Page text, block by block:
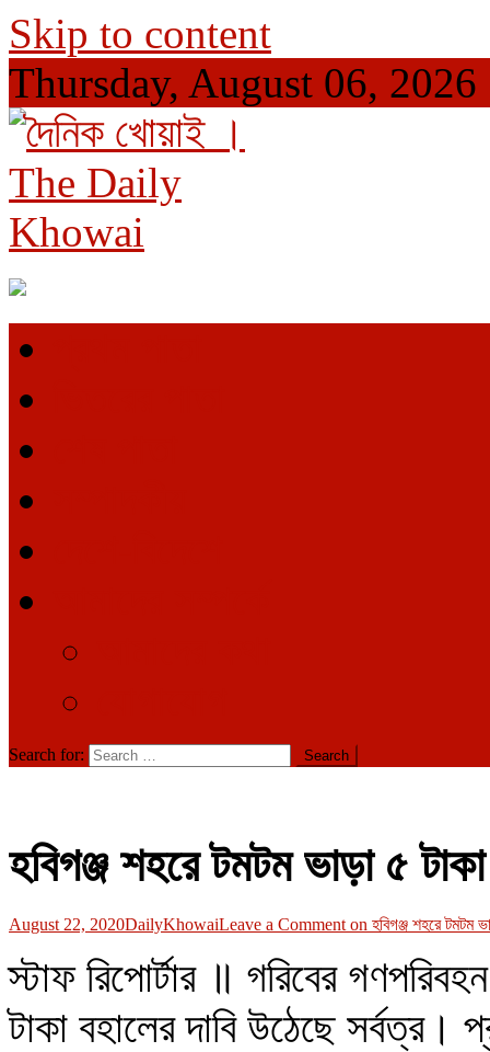
Skip to content
Thursday, August 06, 2026
দৈনিক খোয়াই । The Daily Khowai
Official Newspaper
Search for:
হবিগঞ্জ শহরে টমটম ভাড়া ৫ টাকা
August 22, 2020DailyKhowaiLeave a Comment on হবিগঞ্জ শহরে টমটম
স্টাফ রিপোর্টার ॥ গরিবের
টাকা বহালের দাবি উঠেছে সর্বত্র।